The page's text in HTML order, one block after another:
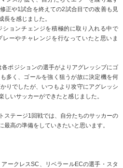
正や1試合を終えての2試合目での改善も見
長を感じました。
ションチェンジを積極的に取り入れる中で
ーやチャレンジを行なっていたと思いま
ポジションの選手がよりアグレッシブにゴ
多く、ゴールを強く狙うが故に決定機を何
りでしたが、いつもより攻守にアグレッシ
しいサッカーができたと感じました。
ステージ1回戦では、自分たちのサッカーの
最高の準備をしていきたいと思います。
ークレスSC、リベラールECの選手・スタ